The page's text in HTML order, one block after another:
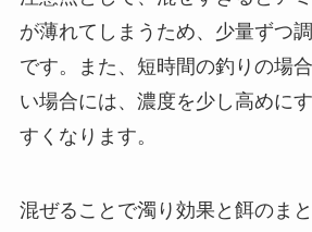
が薄れてしまうため、少量ずつ
です。また、短時間の釣りの場
い場合には、濃度を少し高めに
すくなります。
混ぜることで濁り効果と餌のま